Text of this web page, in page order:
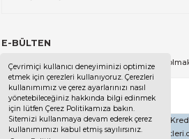
Çevrimiçi kullanıcı deneyiminizi optimize
etmek için çerezleri kullanıyoruz. Çerezleri
kullanımımız ve çerez ayarlarınızı nasıl
yönetebileceğiniz hakkında bilgi edinmek
için lütfen Çerez Politikamıza bakın.
Sitemizi kullanmaya devam ederek çerez
kullanımımızı kabul etmiş sayılırsınız.
Stanley The All-Day Madeleine Midi
14.999,00 TL
E-BÜLTEN
Kampanya ve duyurularımızdan haberdar
Copyright 2025 - Tüm Hakları Saklıdır. -
sertifikası ile korunmaktadır. |